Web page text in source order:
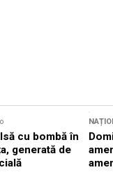
cu bombă în
generată de